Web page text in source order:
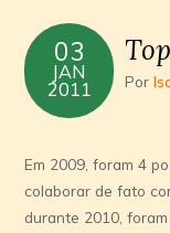
03
JAN
2011
Por
Em 2009, foram 4
colaborar de fato
durante 2010,